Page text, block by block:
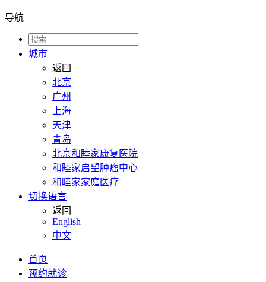
导航
城市
返回
北京
广州
上海
天津
青岛
北京和睦家康复医院
和睦家启望肿瘤中心
和睦家家庭医疗
切换语言
返回
English
中文
首页
预约就诊